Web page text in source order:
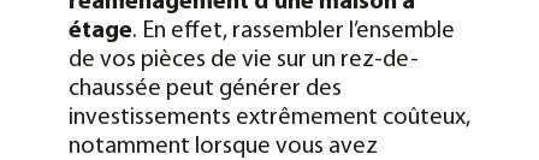
étage. En effet, rassembler l’ensemble
de vos pièces de vie sur un rez-de-
chaussée peut générer des
investissements extrêmement coûteux,
notamment lorsque vous avez